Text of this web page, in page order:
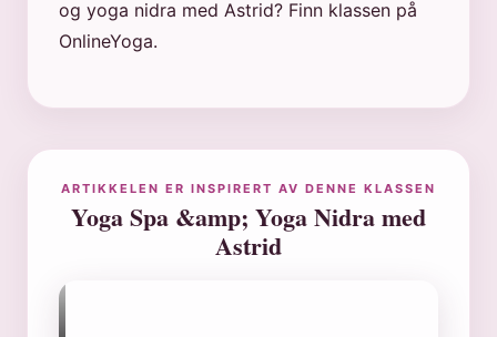
og yoga nidra med Astrid? Finn klassen på
OnlineYoga.
ARTIKKELEN ER INSPIRERT AV DENNE KLASSEN
Yoga Spa &amp; Yoga Nidra med
Astrid